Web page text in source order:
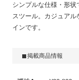
シンプルな仕様・形
スツール。カジュア
インです。
掲載商品情報